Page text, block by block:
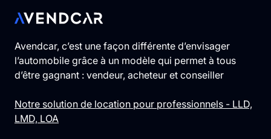
Avendcar, c’est une façon différente d’envisager
l’automobile grâce à un modèle qui permet à tous
d’être gagnant : vendeur, acheteur et conseiller
Notre solution de location pour professionnels - LLD,
LMD, LOA